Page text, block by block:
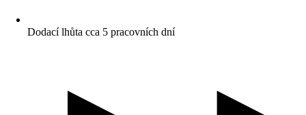
Dodací lhůta cca 5 pracovních dní